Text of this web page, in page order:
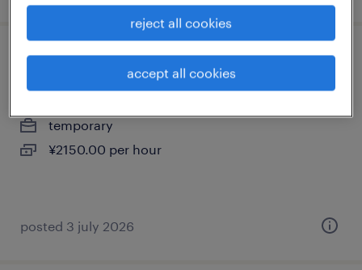
看護師・准看護師
temporary
¥2150.00 per hour
posted 3 july 2026
reject all cookies
accept all cookies